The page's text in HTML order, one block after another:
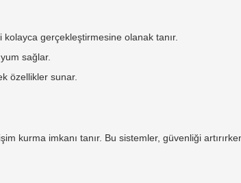
kolayca gerçekleştirmesine olanak tanır.
sağlar.
özellikler sunar.
kurma imkanı tanır. Bu sistemler, güvenliği